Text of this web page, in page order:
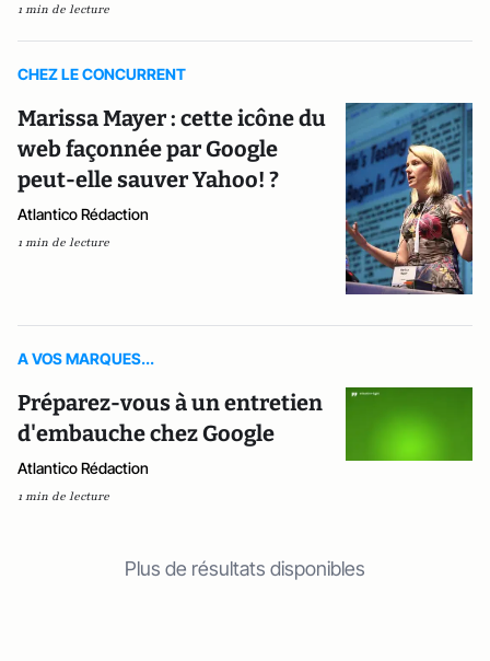
1 min de lecture
CHEZ LE CONCURRENT
Marissa Mayer : cette icône du
web façonnée par Google
peut-elle sauver Yahoo! ?
Atlantico Rédaction
1 min de lecture
A VOS MARQUES...
Préparez-vous à un entretien
d'embauche chez Google
Atlantico Rédaction
1 min de lecture
Plus de résultats disponibles